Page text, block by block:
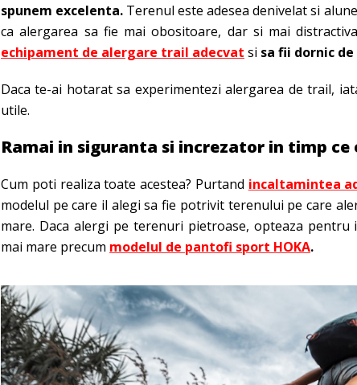
spunem excelenta. Terenul este adesea denivelat si
ca alergarea sa fie mai obositoare, dar si mai
echipament de alergare trail adecvat si sa fii dornic
Daca te-ai hotarat sa experimentezi alergarea de trail,
utile.
Ramai in siguranta si increzator in timp
Cum poti realiza toate acestea? Purtand incaltamintea
modelul pe care il alegi sa fie potrivit terenului pe care
mare. Daca alergi pe terenuri pietroase, opteaza
mai mare precum modelul de pantofi sport HOKA.